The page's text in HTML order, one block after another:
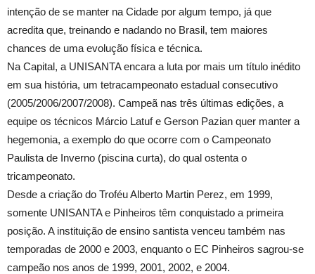
intenção de se manter na Cidade por algum tempo, já que
acredita que, treinando e nadando no Brasil, tem maiores
chances de uma evolução física e técnica.
Na Capital, a UNISANTA encara a luta por mais um título inédito
em sua história, um tetracampeonato estadual consecutivo
(2005/2006/2007/2008). Campeã nas três últimas edições, a
equipe os técnicos Márcio Latuf e Gerson Pazian quer manter a
hegemonia, a exemplo do que ocorre com o Campeonato
Paulista de Inverno (piscina curta), do qual ostenta o
tricampeonato.
Desde a criação do Troféu Alberto Martin Perez, em 1999,
somente UNISANTA e Pinheiros têm conquistado a primeira
posição. A instituição de ensino santista venceu também nas
temporadas de 2000 e 2003, enquanto o EC Pinheiros sagrou-se
campeão nos anos de 1999, 2001, 2002, e 2004.